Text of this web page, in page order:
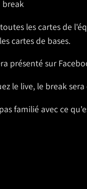
break
les cartes de
cartes de bases.
présenté sur
le live, le break
familié avec ce